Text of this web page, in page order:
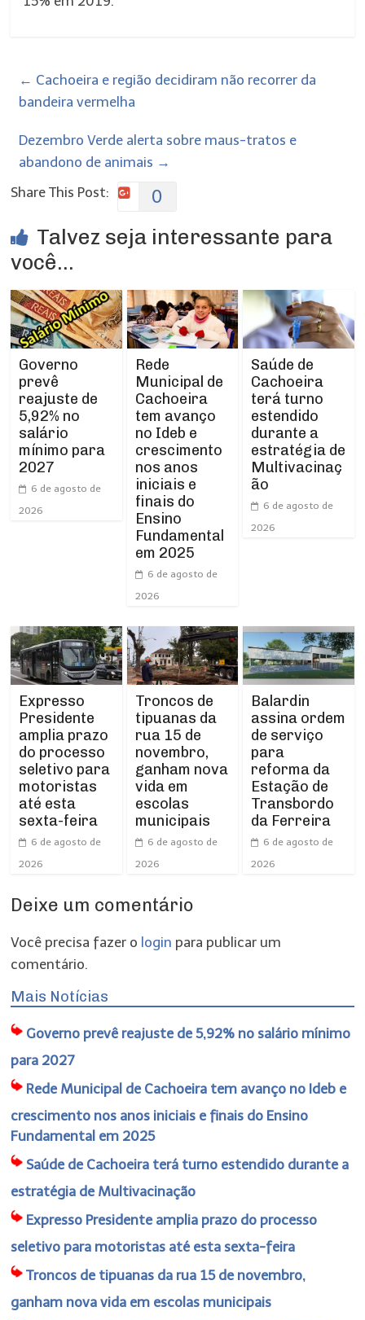
← Cachoeira e região decidiram não recorrer da
bandeira vermelha
Dezembro Verde alerta sobre maus-tratos e
abandono de animais →
Share This Post:
0
Talvez seja interessante para
você...
Governo
prevê
reajuste de
5,92% no
salário
mínimo para
2027
6 de agosto de
2026
Rede
Municipal de
Cachoeira
tem avanço
no Ideb e
crescimento
nos anos
iniciais e
finais do
Ensino
Fundamental
em 2025
6 de agosto de
2026
Saúde de
Cachoeira
terá turno
estendido
durante a
estratégia de
Multivacinaç
ão
6 de agosto de
2026
Expresso
Presidente
amplia prazo
do processo
seletivo para
motoristas
até esta
sexta-feira
6 de agosto de
2026
Troncos de
tipuanas da
rua 15 de
novembro,
ganham nova
vida em
escolas
municipais
6 de agosto de
2026
Balardin
assina ordem
de serviço
para
reforma da
Estação de
Transbordo
da Ferreira
6 de agosto de
2026
Deixe um comentário
Você precisa fazer o login para publicar um
comentário.
Mais Notícias
Governo prevê reajuste de 5,92% no salário mínimo
para 2027
Rede Municipal de Cachoeira tem avanço no Ideb e
crescimento nos anos iniciais e finais do Ensino
Fundamental em 2025
Saúde de Cachoeira terá turno estendido durante a
estratégia de Multivacinação
Expresso Presidente amplia prazo do processo
seletivo para motoristas até esta sexta-feira
Troncos de tipuanas da rua 15 de novembro,
ganham nova vida em escolas municipais